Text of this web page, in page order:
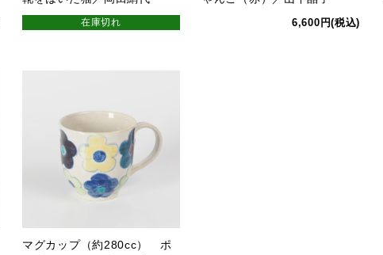
在庫切れ 6,600円(税込)
マグカップ（約280cc） ポ